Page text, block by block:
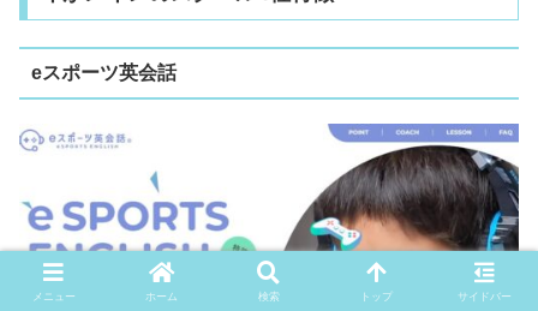
eスポーツ英会話
メニュー ホーム 検索 トップ サイドバー